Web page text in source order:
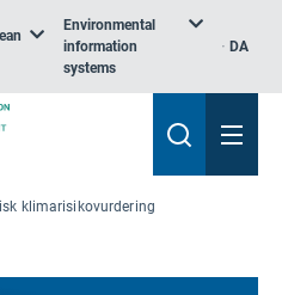
Environmental
information
systems
DA
klimarisikovurdering